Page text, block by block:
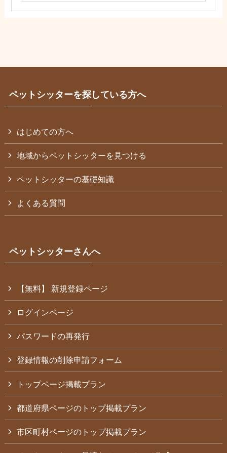
ペットシッターを探している方へ
はじめての方へ
地域からペットシッターを見つける
ペットシッターの基礎知識
よくある質問
ペットシッターさんへ
【無料】 新規登録ページ
ログインページ
パスワードの再発行
登録情報の削除申請フォーム
トップページ掲載プラン
都道府県ページのトップ掲載プラン
市区町村ページのトップ掲載プラン